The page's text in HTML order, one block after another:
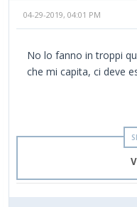
04-29-2019, 04:01 PM
No lo fanno in troppi
che mi capita, ci deve